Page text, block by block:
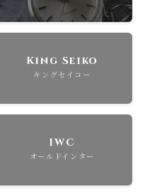
King Seiko
キングセイコー
IWC
オールドインター